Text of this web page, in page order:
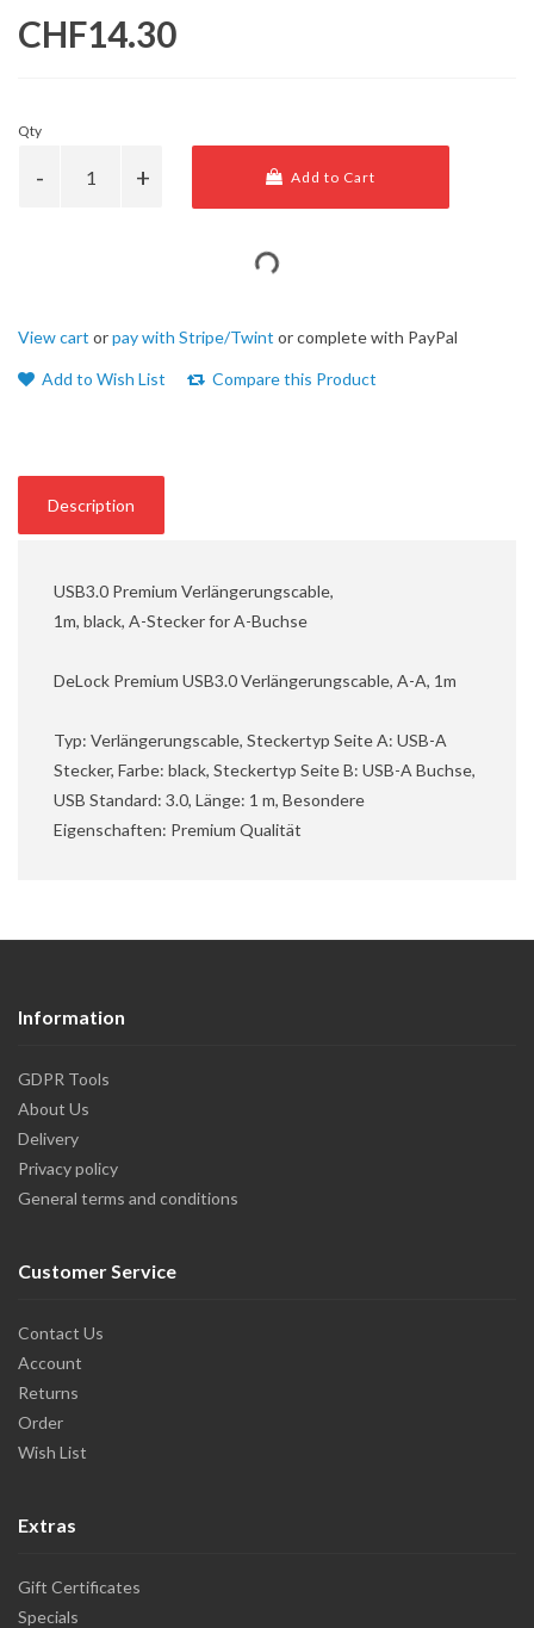
CHF14.30
Qty
Add to Cart
View cart orpay with Stripe/Twint or complete with PayPal
Add to Wish List Compare this Product
Description
USB3.0 Premium Verlängerungscable,
1m, black, A-Stecker for A-Buchse
DeLock Premium USB3.0 Verlängerungscable, A-A, 1m
Typ: Verlängerungscable, Steckertyp Seite A: USB-A
Stecker, Farbe: black, Steckertyp Seite B: USB-A Buchse,
USB Standard: 3.0, Länge: 1 m, Besondere
Eigenschaften: Premium Qualität
Information
GDPR Tools
About Us
Delivery
Privacy policy
General terms and conditions
Customer Service
Contact Us
Account
Returns
Order
Wish List
Extras
Gift Certificates
Specials